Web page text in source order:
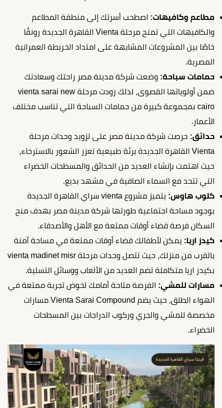
مطاعم وكافيهات: اصطحب أسرتك إلى منطقة المطاعم
والكافيهات التي تمنح مرحلة Vienta القاهرة الجديدة رونقًا
خاصًا بين المشروعات المشابهة على امتداد الخريطة العمرانية
المصرية.
حمامات سباحة: وضعت شركة مدينة مصر راحتك وسعادتك
ضمن أولوياتها القصوى، لذلك زودت مرحلة vienta sarai new
cairo بمجموعة كبيرة من حمامات السباحة التي تناسب مختلف
الأعمار.
حدائق: حرصت شركة مدينة مصر على تزويد وحدات مرحلة
Vienta القاهرة الجديدة برئة طبيعية تعزز الشعور بالاسترخاء،
حيث اهتمت بإنشاء العديد من الحدائق والمسطحات الخضراء
التي تتحد مع السماء الصافية في مشهد بديع.
كلوب هاوس:
يتميز مشروع vienta سراي القاهرة الجديدة
بوجود مساحة اجتماعية طورتها شركة مدينة مصر بهدف منح
السكان فرصة قضاء أوقات ممتعة مع الأهل والأصدقاء.
كيدز اريا: يمكن لأطفالك قضاء أوقات ممتعة في مساحة آمنة
بالقرب من منزلك، حيث تتصل وحدات مرحلة vienta madinet misr
بكيدز اريا متكاملة تضم العديد من الألعاب ووسائل التسلية.
مسارات للمشي: الفرصة متاحة أمامك لخوض تجربة ممتعة في
الهواء الطلق، حيث يضم Vienta Sarai Compound مسارات
مخصصة للمشي والجري وركوب الدراجات بين المسطحات
الخضراء.